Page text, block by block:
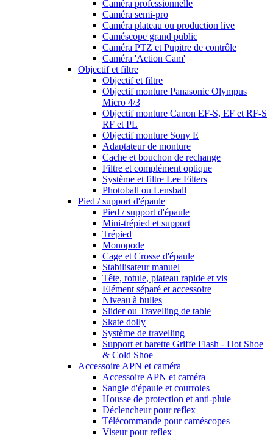
Caméra professionnelle
Caméra semi-pro
Caméra plateau ou production live
Caméscope grand public
Caméra PTZ et Pupitre de contrôle
Caméra 'Action Cam'
Objectif et filtre
Objectif et filtre
Objectif monture Panasonic Olympus
Micro 4/3
Objectif monture Canon EF-S, EF et RF-S
RF et PL
Objectif monture Sony E
Adaptateur de monture
Cache et bouchon de rechange
Filtre et complément optique
Système et filtre Lee Filters
Photoball ou Lensball
Pied / support d'épaule
Pied / support d'épaule
Mini-trépied et support
Trépied
Monopode
Cage et Crosse d'épaule
Stabilisateur manuel
Tête, rotule, plateau rapide et vis
Elément séparé et accessoire
Niveau à bulles
Slider ou Travelling de table
Skate dolly
Système de travelling
Support et barette Griffe Flash - Hot Shoe
& Cold Shoe
Accessoire APN et caméra
Accessoire APN et caméra
Sangle d'épaule et courroies
Housse de protection et anti-pluie
Déclencheur pour reflex
Télécommande pour caméscopes
Viseur pour reflex